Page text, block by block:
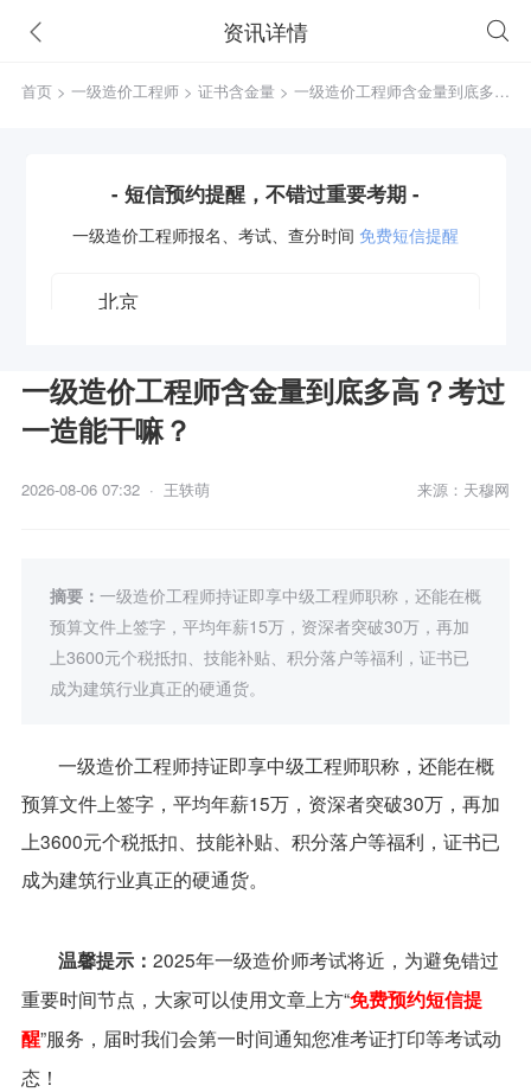
资讯详情
首页 > 一级造价工程师 > 证书含金量
- 短信预约提醒，不错过重要考期 -
一级造价工程师报名、考试、查分时间 免费短信提醒
一级造价工程师含金量到底多高？考过
一造能干嘛？
2026-08-06 07:32 · 王轶萌 来源：天穆网
摘要： ​一级造价工程师持证即享中级工程师职称，还能在概
预算文件上签字，平均年薪15万，资深者突破30万，再加
上3600元个税抵扣、技能补贴、积分落户等福利，证书已
成为建筑行业真正的硬通货。
一级造价工程师持证即享中级工程师职称，还能在概
预算文件上签字，平均年薪15万，资深者突破30万，再加
上3600元个税抵扣、技能补贴、积分落户等福利，证书已
成为建筑行业真正的硬通货。
温馨提示： 2025年一级造价师考试将近，为避免错过
重要时间节点，大家可以使用文章上方“免费预约短信提
醒”服务，届时我们会第一时间通知您准考证打印等考试动
态！